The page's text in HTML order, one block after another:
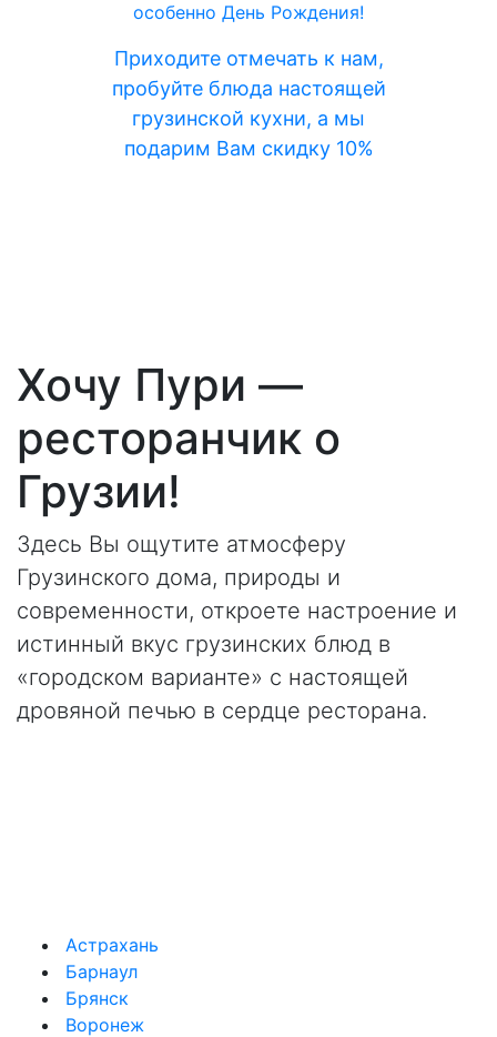
особенно День Рождения!
Приходите отмечать к нам,
пробуйте блюда настоящей
грузинской кухни, а мы
подарим Вам скидку 10%
Хочу Пури —
ресторанчик о
Грузии!
Здесь Вы ощутите атмосферу
Грузинского дома, природы и
современности, откроете настроение и
истинный вкус грузинских блюд в
«городском варианте» c настоящей
дровяной печью в сердце ресторана.
Астрахань
Барнаул
Брянск
Воронеж